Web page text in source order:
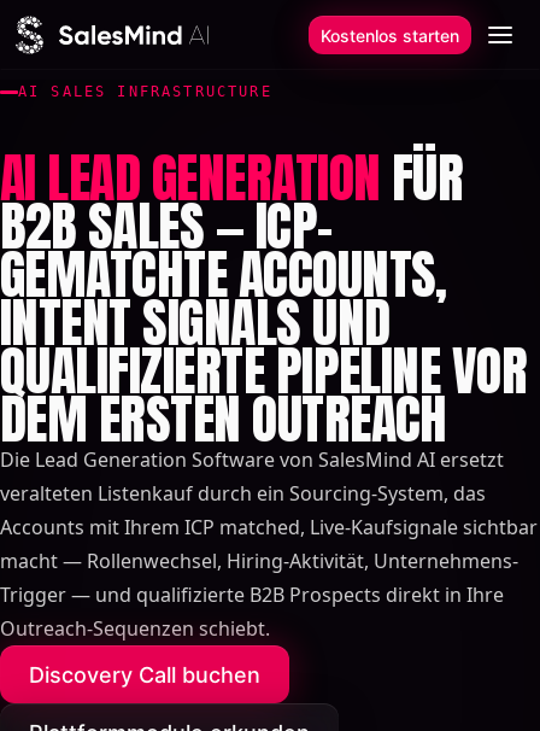
Zum Inhalt springen
Kostenlos starten
AI SALES INFRASTRUCTURE
AI LEAD GENERATIONFÜR
B2B SALES — ICP-
GEMATCHTE ACCOUNTS,
INTENT SIGNALS UND
QUALIFIZIERTE PIPELINE VOR
DEM ERSTEN OUTREACH
Die Lead Generation Software von SalesMind AI ersetzt
veralteten Listenkauf durch ein Sourcing-System, das
Accounts mit Ihrem ICP matched, Live-Kaufsignale sichtbar
macht — Rollenwechsel, Hiring-Aktivität, Unternehmens-
Trigger — und qualifizierte B2B Prospects direkt in Ihre
Outreach-Sequenzen schiebt.
Discovery Call buchen